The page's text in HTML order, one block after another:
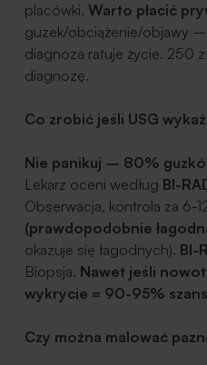
placówki. Warto płacić
guzek/obciążenie/objawy –
diagnoza ratuje życie. 250
diagnozę.
Co zrobić jeśli USG
Nie panikuj – 80%
Lekarz oceni według BI-
Obserwacja, kontrola za 6-
(prawdopodobnie
okazuje się łagodnych). BI-
Biopsja. Nawet jeśli
wykrycie = 90-95%
Czy można malować